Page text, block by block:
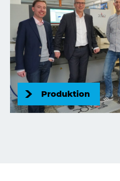
Produktion